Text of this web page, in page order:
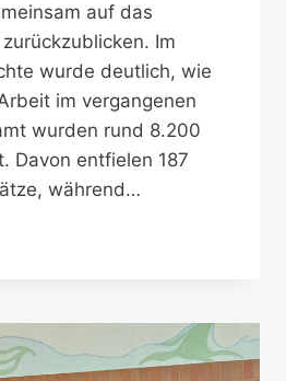
auf das
Im
wurde deutlich, wie
im vergangenen
wurden rund 8.200
Davon entfielen 187
während…